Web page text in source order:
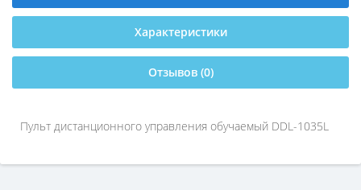
Характеристики
Отзывов (0)
Пульт дистанционного управления обучаемый DDL-1035L